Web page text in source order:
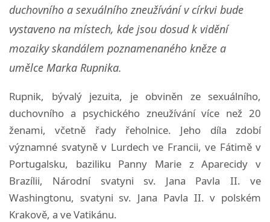
duchovního a sexuálního zneužívání v církvi bude
vystaveno na místech, kde jsou dosud k vidění
mozaiky skandálem poznamenaného kněze a
umělce Marka Rupnika.
Rupnik, bývalý jezuita, je obviněn ze sexuálního,
duchovního a psychického zneužívání více než 20
ženami, včetně řady řeholnice. Jeho díla zdobí
významné svatyně v Lurdech ve Francii, ve Fátimě v
Portugalsku, baziliku Panny Marie z Aparecidy v
Brazílii, Národní svatyni sv. Jana Pavla II. ve
Washingtonu, svatyni sv. Jana Pavla II. v polském
Krakově, a ve Vatikánu.